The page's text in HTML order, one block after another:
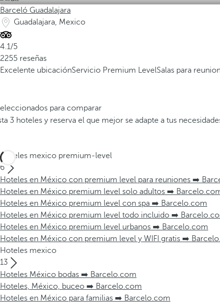
Barceló Guadalajara
Guadalajara, Mexico
4.1/5
2255 reseñas
Excelente ubicaciónServicio Premium LevelSalas para
para comparar
3 hoteles y reserva el que mejor se adapte a tus
Hoteles mexico premium-level
6
Hoteles en México con premium level para reuniones ➡️
Hoteles en México premium level solo adultos ➡️
Hoteles en México premium level con spa ➡️ Barcelo.com
Hoteles en México premium level todo incluido ➡️
Hoteles en México premium level urbanos ➡️ Barcelo.com
Hoteles en México con premium level y WIFI gratis ➡️
Hoteles mexico
13
Hoteles México bodas ➡️ Barcelo.com
Hoteles, México, buceo ➡️ Barcelo.com
Hoteles en México para familias ➡️ Barcelo.com